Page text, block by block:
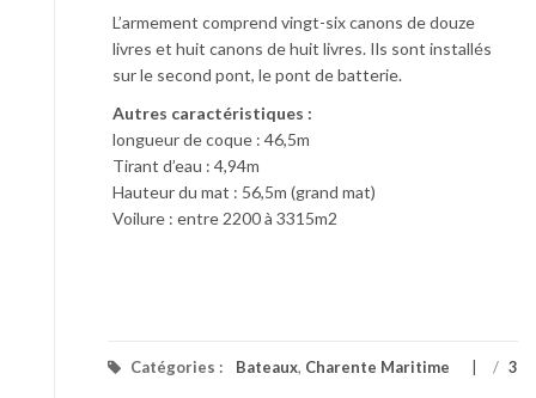
L’armement comprend vingt-six canons de douze
livres et huit canons de huit livres. Ils sont installés
sur le second pont, le pont de batterie.
Autres caractéristiques :
longueur de coque : 46,5m
Tirant d’eau : 4,94m
Hauteur du mat : 56,5m (grand mat)
Voilure : entre 2200 à 3315m2
Catégories : Bateaux, Charente Maritime / 3